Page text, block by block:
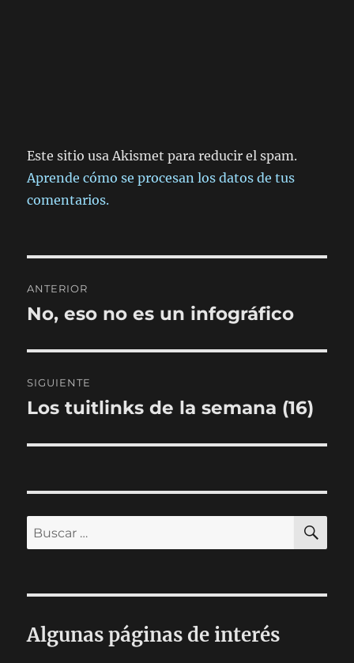
Este sitio usa Akismet para reducir el spam.
Aprende cómo se procesan los datos de tus
comentarios.
de
ANTERIOR
Entrada
No, eso no es un infográfico
SIGUIENTE
Entrada
Los tuitlinks de la semana (16)
Buscar
por:
Algunas páginas de interés